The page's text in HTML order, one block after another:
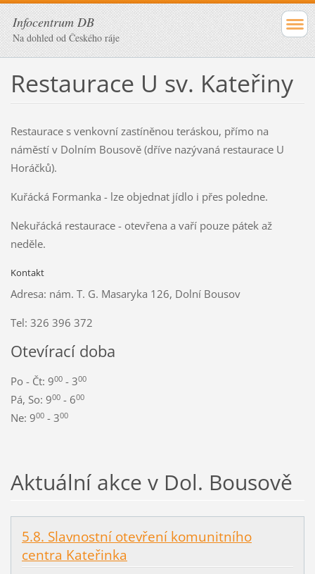
Infocentrum DB
Na dohled od Českého ráje
Restaurace U sv. Kateřiny
Restaurace s venkovní zastíněnou teráskou, přímo na
náměstí v Dolním Bousově (dříve nazývaná restaurace U
Horáčků).
Kuřácká Formanka - lze objednat jídlo i přes poledne.
Nekuřácká restaurace - otevřena a vaří pouze pátek až
neděle.
Kontakt
Adresa: nám. T. G. Masaryka 126, Dolní Bousov
Tel: 326 396 372
Otevírací doba
Po - Čt: 900- 300
Pá, So: 900- 600
Ne: 900- 300
Aktuální akce v Dol. Bousově
5.8. Slavnostní otevření komunitního
centra Kateřinka